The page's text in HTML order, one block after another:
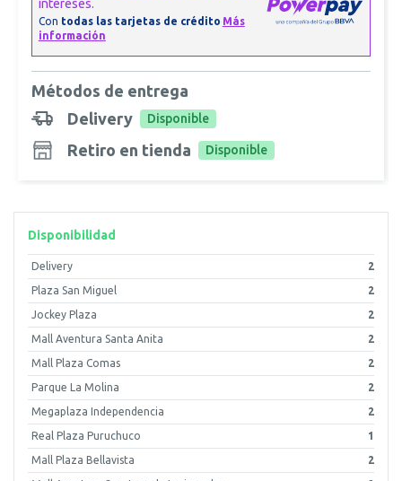
Disponibilidad
Delivery 2
Plaza San Miguel 2
Jockey Plaza 2
Mall Aventura Santa Anita 2
Mall Plaza Comas 2
Parque La Molina 2
Megaplaza Independencia 2
Real Plaza Puruchuco 1
Mall Plaza Bellavista 2
Métodos de entrega
Delivery
Disponible
Retiro en tienda Disponible